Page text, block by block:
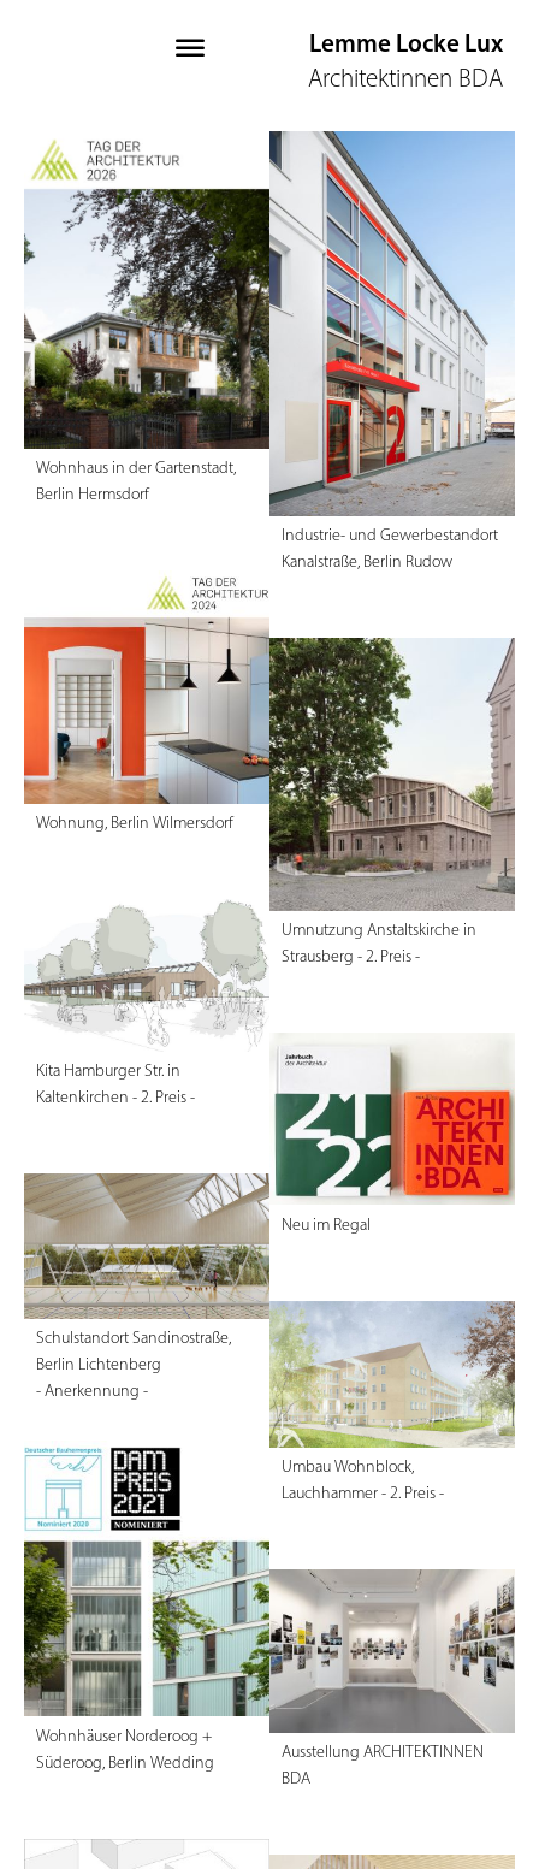
Lemme Locke Lux
Architektinnen BDA
Wohnhaus in der Gartenstadt,
Berlin Hermsdorf
Industrie- und Gewerbestandort
Kanalstraße, Berlin Rudow
Wohnung, Berlin Wilmersdorf
Umnutzung Anstaltskirche in
Strausberg - 2. Preis -
Kita Hamburger Str. in
Kaltenkirchen - 2. Preis -
Neu im Regal
Schulstandort Sandinostraße,
Berlin Lichtenberg
- Anerkennung -
Umbau Wohnblock,
Lauchhammer - 2. Preis -
Wohnhäuser Norderoog +
Süderoog, Berlin Wedding
Ausstellung ARCHITEKTINNEN
BDA